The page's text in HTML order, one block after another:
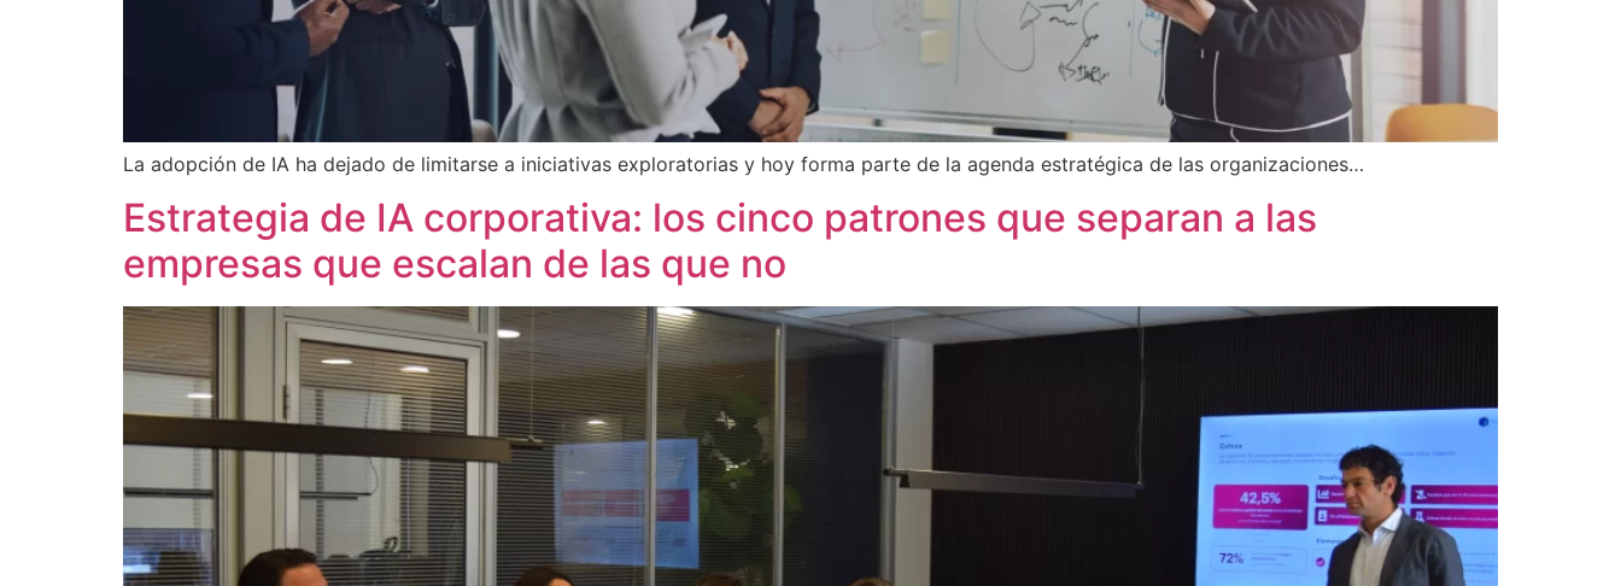
La adopción de IA ha dejado de limitarse a iniciativas exploratorias y hoy forma parte de la agenda estratégica de las organizaciones…
Estrategia de IA corporativa: los cinco patrones que separan a las
empresas que escalan de las que no